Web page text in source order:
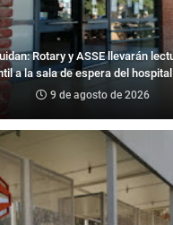
Rotary y ASSE llevarán
a la sala de espera del
9 de agosto de 2026